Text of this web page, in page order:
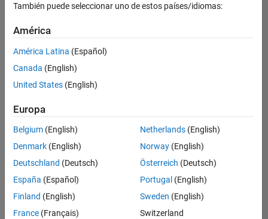
Technical Writing
Actualmente
no
puestos
disponibles
que
se
correspondan
con
sus
criterios
de
búsqueda.
También puede seleccionar uno de estos países/idiomas:
América
América Latina (Español)
Canada (English)
United States (English)
Europa
Belgium (English)
Denmark (English)
Deutschland (Deutsch)
España (Español)
Finland (English)
France (Français)
Netherlands(English)
Norway(English)
Österreich (Deutsch)
Portugal (English)
Sweden (English)
Switzerland